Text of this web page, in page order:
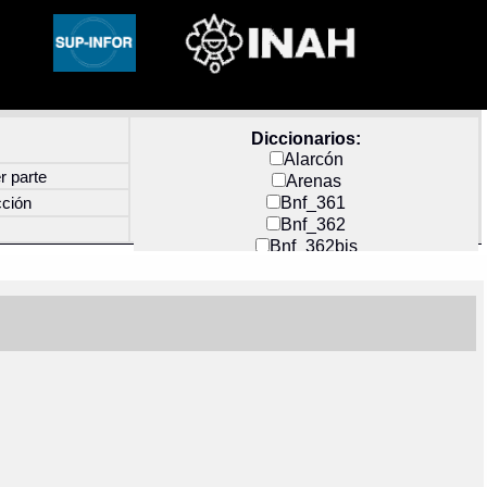
Diccionarios:
Alarcón
Arenas
Bnf_361
Bnf_362
Bnf_362bis
Docs_México
parte